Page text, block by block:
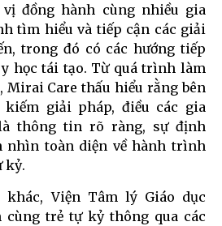
đồng hành cùng nhiều gia
tìm hiểu và tiếp cận các giải
trong đó có các hướng tiếp
học tái tạo. Từ quá trình làm
Mirai Care thấu hiểu rằng bên
giải pháp, điều các gia
thông tin rõ ràng, sự định
nhìn toàn diện về hành trình
kỷ.
khác, Viện Tâm lý Giáo dục
cùng trẻ tự kỷ thông qua các